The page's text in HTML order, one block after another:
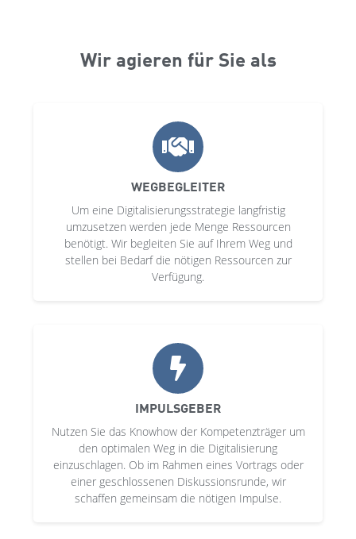
Wir agieren für Sie als
WEGBEGLEITER
Um eine Digitalisierungsstrategie langfristig
umzusetzen werden jede Menge Ressourcen
benötigt. Wir begleiten Sie auf Ihrem Weg und
stellen bei Bedarf die nötigen Ressourcen zur
Verfügung.
IMPULSGEBER
Nutzen Sie das Knowhow der Kompetenzträger um
den optimalen Weg in die Digitalisierung
einzuschlagen. Ob im Rahmen eines Vortrags oder
einer geschlossenen Diskussionsrunde, wir
schaffen gemeinsam die nötigen Impulse.